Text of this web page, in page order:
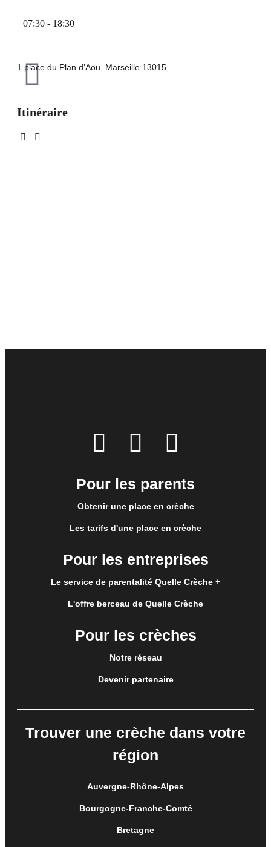
07:30 - 18:30
Itinéraire
1 place du Plan d’Aou, Marseille 13015
Pour les parents
Obtenir une place en crèche
Les tarifs d'une place en crèche
Pour les entreprises
Le service de parentalité Quelle Crèche +
L'offre berceau de Quelle Crèche
Pour les crèches
Notre réseau
Devenir partenaire
Trouver une crèche dans votre
région
Auvergne-Rhône-Alpes
Bourgogne-Franche-Comté
Bretagne